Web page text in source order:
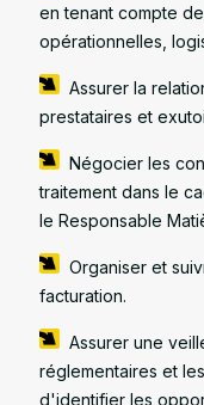
en tenant compte
opérationnelles,
Assurer la
prestataires et
Négocier les
traitement dans le
le Responsable
Organiser et
facturation.
Assurer une
réglementaires et
d'identifier les